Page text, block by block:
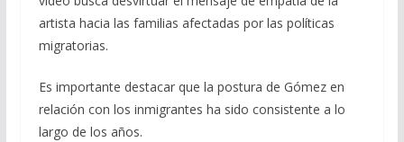
artista hacia las familias afectadas por las políticas
migratorias.
Es importante destacar que la postura de Gómez en
relación con los inmigrantes ha sido consistente a lo
largo de los años.